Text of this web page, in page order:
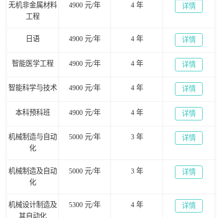
无机非金属材料
工程
4900 元/年 4 年 详情
日语 4900 元/年 4 年 详情
智能医学工程 4900 元/年 4 年 详情
智能科学与技术 4900 元/年 4 年 详情
本科预科班 4900 元/年 4 年 详情
机械制造与自动
化
5000 元/年 3 年 详情
机械制造及自动
化
5000 元/年 3 年 详情
机械设计制造及
其自动化
5300 元/年 4 年 详情